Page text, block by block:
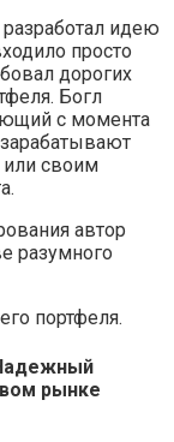
идею
просто
дорогих
Богл
с момента
своим
автор
разумного
портфеля.
рынке